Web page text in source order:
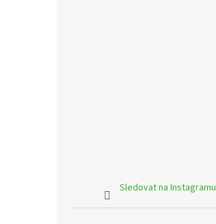
Sledovat na Instagramu